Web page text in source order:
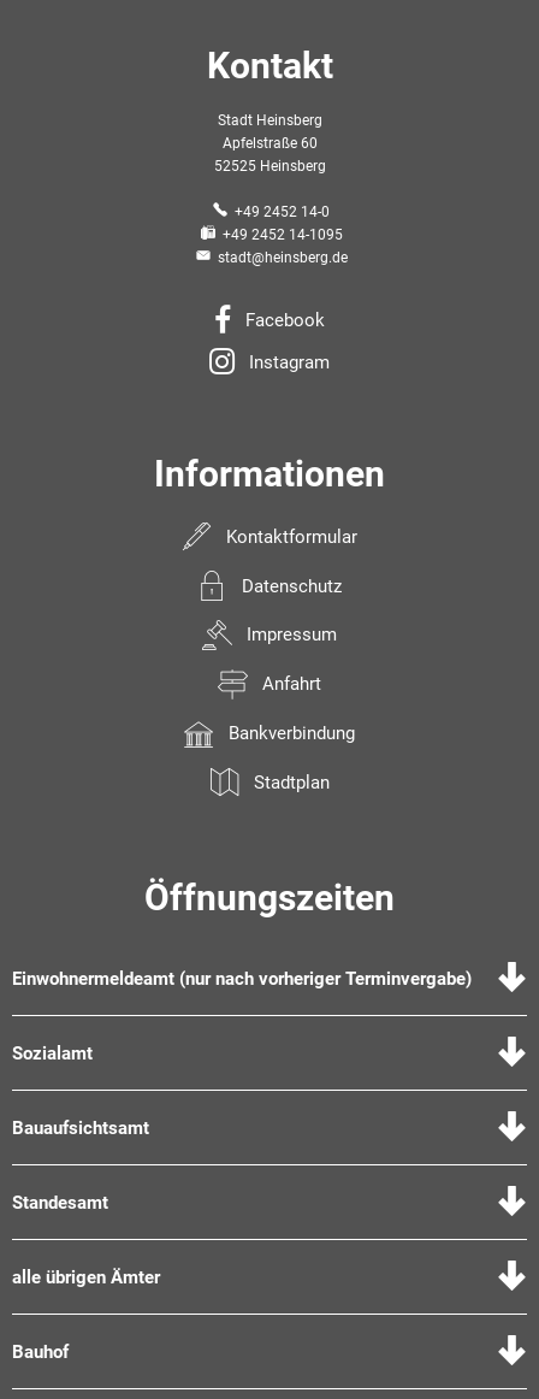
Kontakt
Stadt Heinsberg
Apfelstraße 60
52525 Heinsberg
+49 2452 14-0
+49 2452 14-1095
stadt@heinsberg.de
Facebook
Instagram
Informationen
Kontaktformular
Datenschutz
Impressum
Anfahrt
Bankverbindung
Stadtplan
Öffnungszeiten
Einwohnermeldeamt (nur nach vorheriger Terminvergabe)
Sozialamt
Bauaufsichtsamt
Standesamt
alle übrigen Ämter
Bauhof